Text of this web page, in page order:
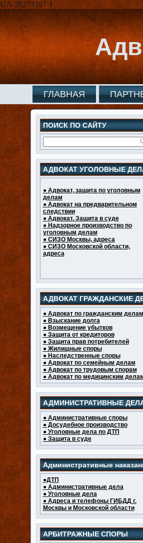
UA-28273397-1
ГЛАВНАЯ
ПОИСК ПО САЙТУ
АДВОКАТ УГОЛОВНЫЕ
● Адвокат, защита по уголовным
делам
● Адвокат на предварительном
следствии
● Адвокат. Защита в суде
● Надзорное производство по
уголовным делам
● СИЗО Москвы, адреса
● СИЗО Московской области,
адреса
АДВОКАТ ГРАЖДАНСКИЕ
● Адвокат по гражданским делам
● Взыскание долга
● Возмещение убытков
● Защита от кредиторов
● Защита прав потребителей
● Жилищные споры
● Наследственные споры
● Адвокат по семейным делам
● Адвокат по трудовым спорам
● Адвокат по медицинским
АДМИНИСТРАТИВНЫЕ
● Административные споры
● Досудебное производство
● Уголовные дела по ДТП
● Защита в суде
Административные
●ДТП
● Административные дела
● Уголовные дела
● Адреса и телефоны ГИБДД г.
Москвы и Московской области
АРБИТРАЖНЫЕ СПОРЫ